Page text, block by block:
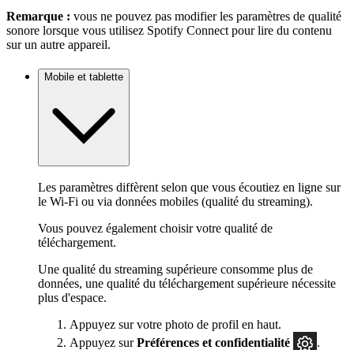
Remarque : vous ne pouvez pas modifier les paramètres de qualité
sonore lorsque vous utilisez Spotify Connect pour lire du contenu
sur un autre appareil.
Mobile et tablette
Les paramètres diffèrent selon que vous écoutiez en ligne sur
le Wi-Fi ou via données mobiles (qualité du streaming).
Vous pouvez également choisir votre qualité de
téléchargement.
Une qualité du streaming supérieure consomme plus de
données, une qualité du téléchargement supérieure nécessite
plus d'espace.
Appuyez sur votre photo de profil en haut.
Appuyez surPréférences et confidentialité
.